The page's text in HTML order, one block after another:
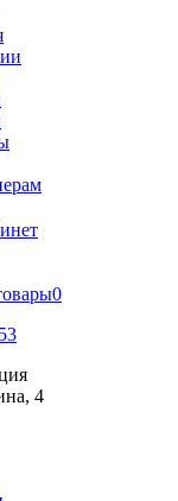
0
4